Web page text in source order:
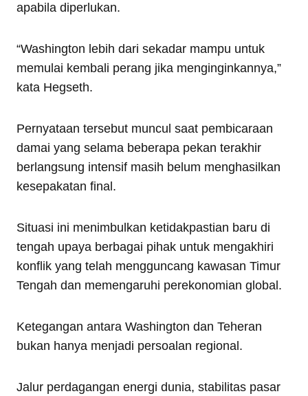
apabila diperlukan.
“Washington lebih dari sekadar mampu untuk
memulai kembali perang jika menginginkannya,”
kata Hegseth.
Pernyataan tersebut muncul saat pembicaraan
damai yang selama beberapa pekan terakhir
berlangsung intensif masih belum menghasilkan
kesepakatan final.
Situasi ini menimbulkan ketidakpastian baru di
tengah upaya berbagai pihak untuk mengakhiri
konflik yang telah mengguncang kawasan Timur
Tengah dan memengaruhi perekonomian global.
Ketegangan antara Washington dan Teheran
bukan hanya menjadi persoalan regional.
Jalur perdagangan energi dunia, stabilitas pasar